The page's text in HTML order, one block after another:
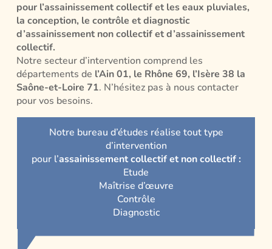
pour l’assainissement collectif et les eaux pluviales,
la conception, le contrôle et diagnostic
d’assainissement non collectif et d’assainissement
collectif.
Notre secteur d’intervention comprend les
départements de l’Ain 01, le Rhône 69, l’Isère 38 la
Saône-et-Loire 71. N’hésitez pas à nous contacter
pour vos besoins.
Notre bureau d’études réalise tout type
d’intervention
pour l’assainissement collectif et non collectif :
Etude
Maîtrise d’œuvre
Contrôle
Diagnostic